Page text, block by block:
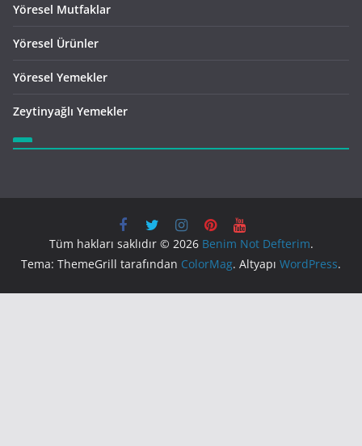
Yöresel Mutfaklar
Yöresel Ürünler
Yöresel Yemekler
Zeytinyağlı Yemekler
Tüm hakları saklıdır © 2026 Benim Not Defterim.
Tema: ThemeGrill tarafından ColorMag. Altyapı WordPress.